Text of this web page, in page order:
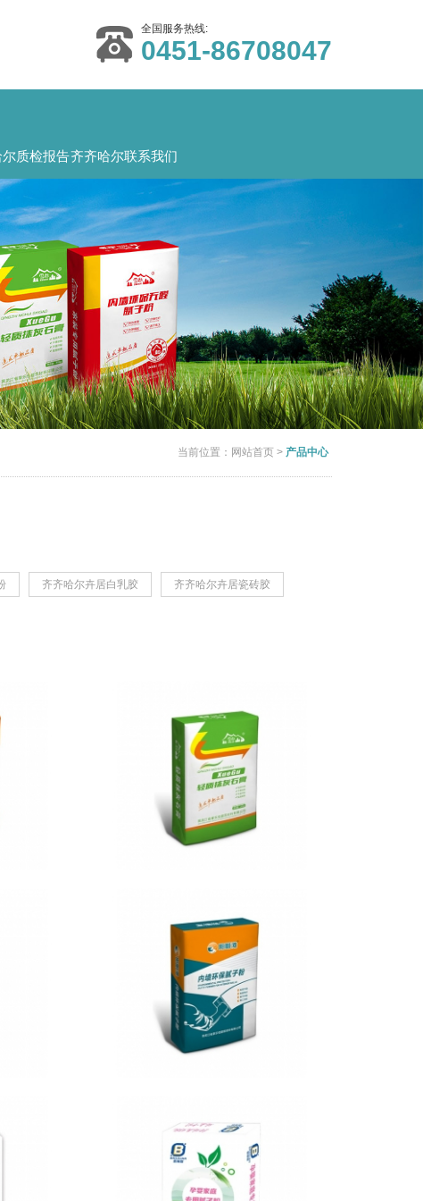
全国服务热线:
0451-86708047
质检报告齐齐哈尔联系我们
当前位置： 网站首页 > 产品中心
齐齐哈尔卉居白乳胶 齐齐哈尔卉居瓷砖胶